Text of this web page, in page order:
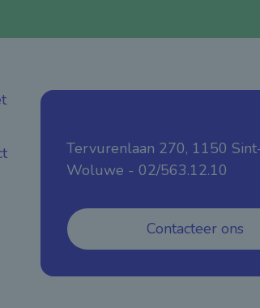
Tervurenlaan 270, 1150
Woluwe - 02/563.12.10
Contacteer ons